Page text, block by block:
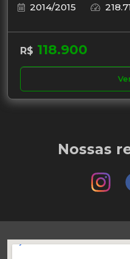
2014/2015
R$ 118.900
Nossas